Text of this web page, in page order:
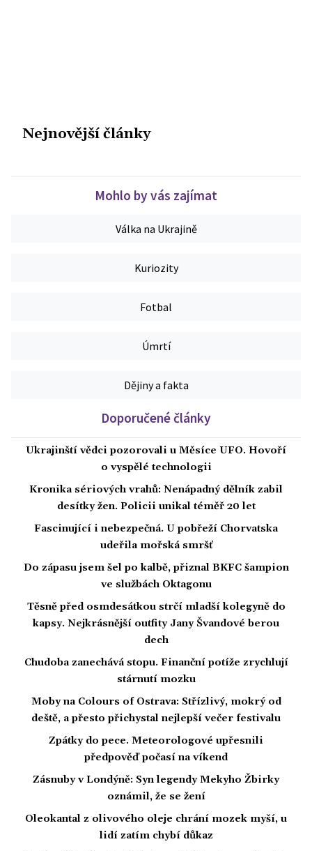
Nejnovější články
Mohlo by vás zajímat
Válka na Ukrajině
Kuriozity
Fotbal
Úmrtí
Dějiny a fakta
Doporučené články
Ukrajinští vědci pozorovali u Měsíce UFO. Hovoří
o vyspělé technologii
Kronika sériových vrahů: Nenápadný dělník zabil
desítky žen. Policii unikal téměř 20 let
Fascinující i nebezpečná. U pobřeží Chorvatska
udeřila mořská smršť
Do zápasu jsem šel po kalbě, přiznal BKFC šampion
ve službách Oktagonu
Těsně před osmdesátkou strčí mladší kolegyně do
kapsy. Nejkrásnější outfity Jany Švandové berou
dech
Chudoba zanechává stopu. Finanční potíže zrychlují
stárnutí mozku
Moby na Colours of Ostrava: Střízlivý, mokrý od
deště, a přesto přichystal nejlepší večer festivalu
Zpátky do pece. Meteorologové upřesnili
předpověď počasí na víkend
Zásnuby v Londýně: Syn legendy Mekyho Žbirky
oznámil, že se žení
Oleokantal z olivového oleje chrání mozek myší, u
lidí zatím chybí důkaz